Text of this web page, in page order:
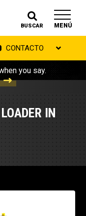
BUSCAR MENÚ
CONTACTO
you say.
IN